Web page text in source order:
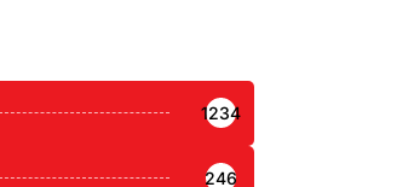
1234
246